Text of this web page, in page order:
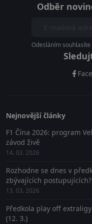
Odběr
Odesláním souhlasíte
Nejnovější články
F1 Čína 2026: program
závod živě
14. 03. 2026
Rozhodne se dnes v
zbývajících
13. 03. 2026
Předkola play off
(12. 3.)